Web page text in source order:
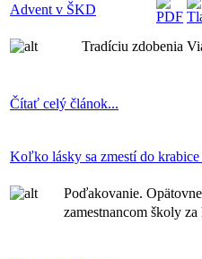
Advent v ŠKD
Tradíciu zdobenia
Čítať celý článok...
Koľko lásky sa zmestí do
Poďakovanie.
zamestnancom školy